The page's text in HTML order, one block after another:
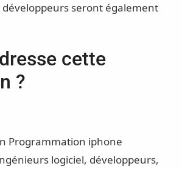
développeurs seront également
cette
?
Programmation iphone
logiciel, développeurs,